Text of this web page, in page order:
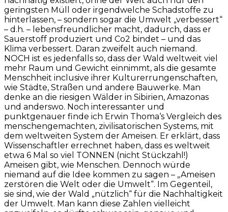
geringsten Müll oder irgendwelche Schadstoffe zu
hinterlassen, – sondern sogar die Umwelt „verbessert“
– d.h. – lebensfreundlicher macht, dadurch, dass er
Sauerstoff produziert und Co2 bindet – und das
Klima verbessert. Daran zweifelt auch niemand.
NOCH ist es jedenfalls so, dass der Wald weltweit viel
mehr Raum und Gewicht einnimmt, als die gesamte
Menschheit inclusive ihrer Kulturerrungenschaften,
wie Städte, Straßen und andere Bauwerke. Man
denke an die riesigen Wälder in Sibirien, Amazonas
und anderswo. Noch interessanter und
punktgenauer finde ich Erwin Thoma‘s Vergleich des
menschengemachten, zivilisatorischen Systems, mit
dem weltweiten System der Ameisen. Er erklärt, dass
Wissenschaftler errechnet haben, dass es weltweit
etwa 6 Mal so viel TONNEN (nicht Stückzahl!)
Ameisen gibt, wie Menschen. Dennoch würde
niemand auf die Idee kommen zu sagen – „Ameisen
zerstören die Welt oder die Umwelt“. Im Gegenteil,
sie sind, wie der Wald „nützlich“ für die Nachhaltigkeit
der Umwelt. Man kann diese Zahlen vielleicht